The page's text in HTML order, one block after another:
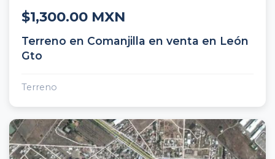
$1,300.00 MXN
Terreno en Comanjilla en venta en León
Gto
Terreno